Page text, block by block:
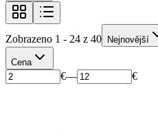
Zobrazeno 1 - 24 z 40 Nejnovější
Cena
€— €